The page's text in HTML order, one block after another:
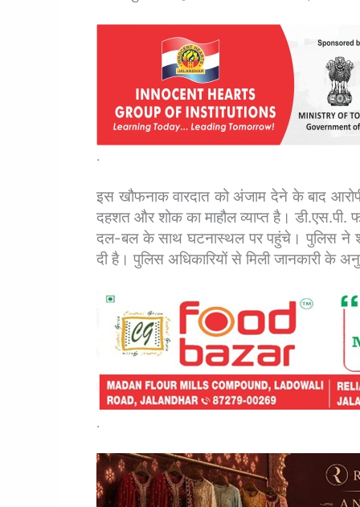
.
इस खौफनाक वारदात को अंजाम देने के बाद
दहशत और शोक का माहौल व्याप्त है।
दल-बल के साथ घटनास्थल पर पहुंचे। पुलिस ने
दी है। पुलिस अधिकारियों से मिली जानकारी के
.